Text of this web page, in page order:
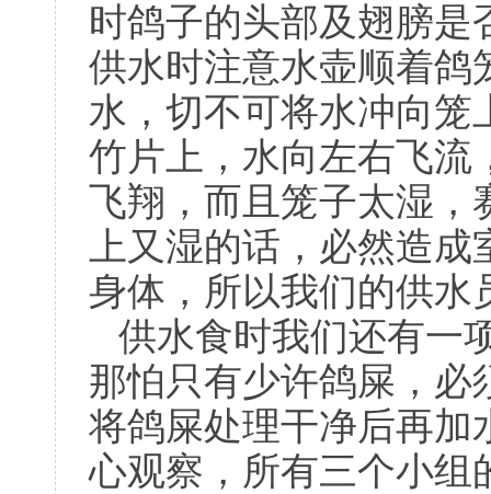
时鸽子的头部及翅膀是
供水时注意水壶顺着鸽
水，切不可将水冲向笼
竹片上，水向左右飞流
飞翔，而且笼子太湿，
上又湿的话，必然造成
身体，所以我们的供水
供水食时我们还有一
那怕只有少许鸽屎，必
将鸽屎处理干净后再加
心观察，所有三个小组